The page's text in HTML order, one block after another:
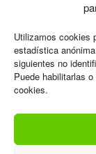
Utilizamos cookies
estadística
siguientes no
Puede habilitarlas
cookies.